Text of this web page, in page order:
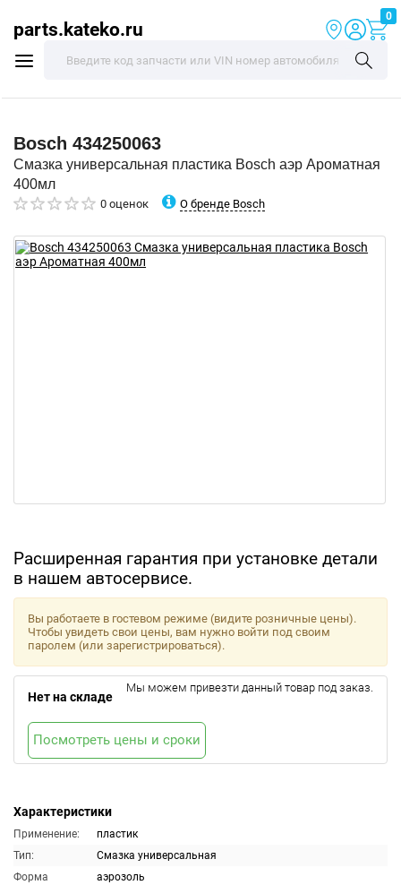
parts.kateko.ru
0
Bosch 434250063
Смазка универсальная пластика Bosch аэр Ароматная
400мл
0 оценок О бренде Bosch
Расширенная гарантия при установке детали
в нашем автосервисе.
Характеристики
Применение:
пластик
Тип:
Смазка универсальная
Форма
аэрозоль
Вы работаете в гостевом режиме (видите розничные цены).
Чтобы увидеть свои цены, вам нужно войти под своим
паролем (или зарегистрироваться).
Нет на складе
Мы можем привезти данный товар под заказ.
Посмотреть цены и сроки